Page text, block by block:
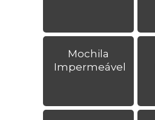
Mochila
Impermeável